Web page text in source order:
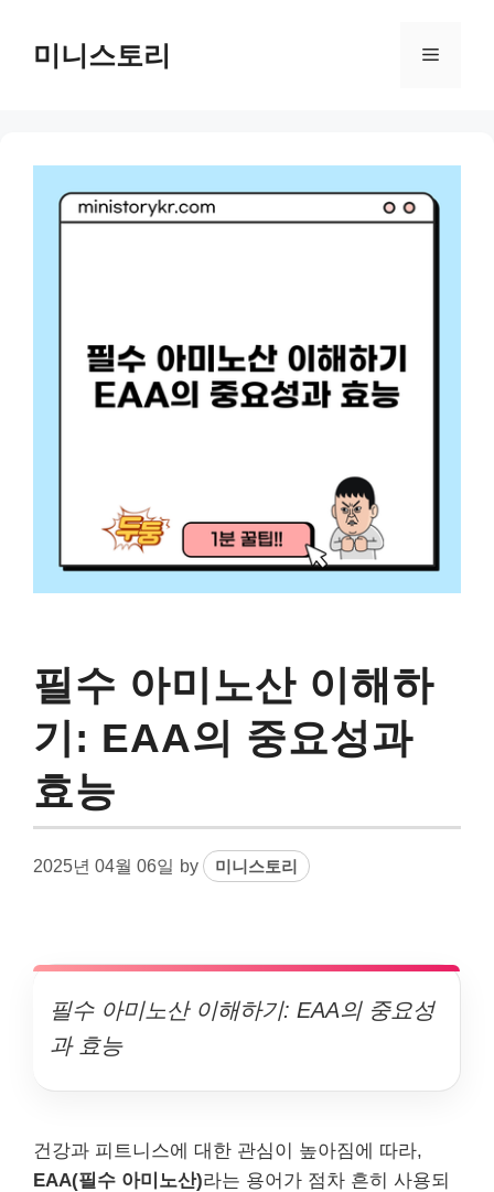
content미니스토리 Menu
필수 아미노산 이해하
기: EAA의 중요성과
효능
2025년 04월 06일 by 미니스토리
필수 아미노산 이해하기: EAA의 중요성
과 효능
건강과 피트니스에 대한 관심이 높아짐에 따라,
EAA(필수 아미노산)라는 용어가 점차 흔히 사용되